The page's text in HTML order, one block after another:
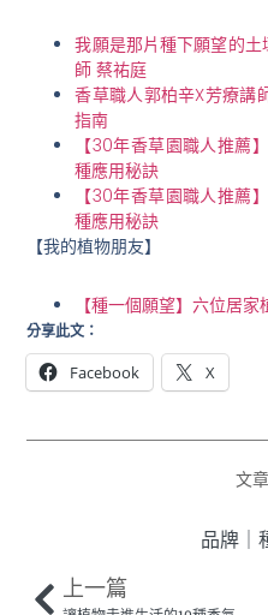
我願是那片種下願望的
師 蔡祐庭
香草職人郭柏辛X芳療講
指南
【30年香草園職人推薦
種應用秘訣
【30年香草園職人推薦
種應用秘訣
【我的植物朋友】
【種一個願望】六位居
分享此文：
Facebook X
文
品牌
上一篇